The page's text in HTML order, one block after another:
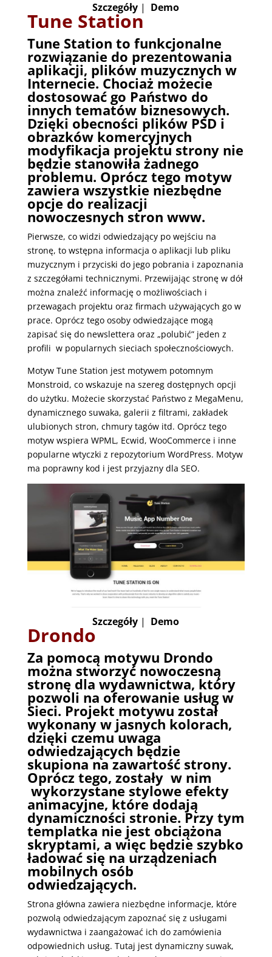
Szczegóły | Demo
Tune Station
Tune Station to funkcjonalne
rozwiązanie do prezentowania
aplikacji, plików muzycznych w
Internecie. Chociaż możecie
dostosować go Państwo do
innych tematów biznesowych.
Dzięki obecności plików PSD i
obrazków komercyjnych
modyfikacja projektu strony nie
będzie stanowiła żadnego
problemu. Oprócz tego motyw
zawiera wszystkie niezbędne
opcje do realizacji
nowoczesnych stron www.
Pierwsze, co widzi odwiedzający po wejściu na
stronę, to wstępna informacja o aplikacji lub pliku
muzycznym i przyciski do jego pobrania i zapoznania
z szczegółami technicznymi. Przewijając stronę w dół
można znaleźć informację o możliwościach i
przewagach projektu oraz firmach używających go w
prace. Oprócz tego osoby odwiedzające mogą
zapisać się do newslettera oraz „polubić” jeden z
profili w popularnych sieciach społecznościowych.
Motyw Tune Station jest motywem potomnym
Monstroid, co wskazuje na szereg dostępnych opcji
do użytku. Możecie skorzystać Państwo z MegaMenu,
dynamicznego suwaka, galerii z filtrami, zakładek
ulubionych stron, chmury tagów itd. Oprócz tego
motyw wspiera WPML, Ecwid, WooCommerce i inne
popularne wtyczki z repozytorium WordPress. Motyw
ma poprawny kod i jest przyjazny dla SEO.
Szczegóły | Demo
Drondo
Za pomocą motywu Drondo
można stworzyć nowoczesną
stronę dla wydawnictwa, który
pozwoli na oferowanie usług w
Sieci. Projekt motywu został
wykonany w jasnych kolorach,
dzięki czemu uwaga
odwiedzających będzie
skupiona na zawartość strony.
Oprócz tego, zostały w nim
wykorzystane stylowe efekty
animacyjne, które dodają
dynamiczności stronie. Przy tym
templatka nie jest obciążona
skryptami, a więc będzie szybko
ładować się na urządzeniach
mobilnych osób
odwiedzających.
Strona główna zawiera niezbędne informacje, które
pozwolą odwiedzającym zapoznać się z usługami
wydawnictwa i zaangażować ich do zamówienia
odpowiednich usług. Tutaj jest dynamiczny suwak,